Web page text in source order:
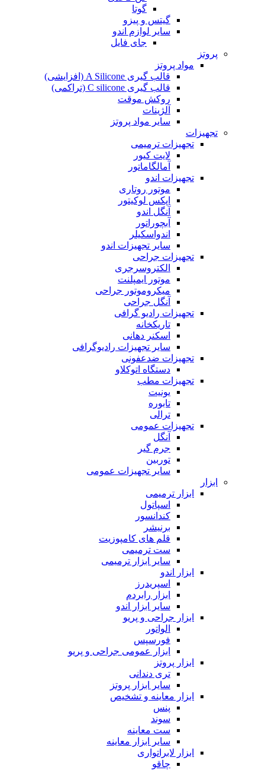
گوتا
گیتس و پیزو
سایر لوازم اندو
جای فایل
پروتز
مواد پروتز
قالب گیری A Silicone (افزایشی)
قالب گیری C silicone (تراکمی)
روکش موقت
آلژینات
سایر مواد پروتز
تجهیزات
تجهیزات ترمیمی
لایت کیور
آمالگاماتور
تجهیزات اندو
موتور روتاری
اپکس لوکیتور
آنگل اندو
آبچوراتور
اندواسکیلر
سایر تجهیزات اندو
تجهیزات جراحی
الکتروسرجری
موتور ایمپلنت
میکروموتور جراحی
آنگل جراحی
تجهیزات رادیو گرافی
تاریکخانه
اسکنر دهانی
سایر تجهیزات رادیوگرافی
تجهیزات ضدعفونی
دستگاه اتوکلاو
تجهیزات مطب
یونیت
تابوره
ترالی
تجهیزات عمومی
آنگل
جرم گیر
توربین
سایر تجهیزات عمومی
ابزار
ابزار ترمیمی
اسپاتول
کندانسور
برنیشر
قلم های کامپوزیت
ست ترمیمی
سایر ابزار ترمیمی
ابزار اندو
اسپریدرز
ابزار رابردم
سایر ابزار اندو
ابزار جراحی و پریو
الواتور
فورسپس
ابزار عمومی جراحی و پریو
ابزار پروتز
تری دندانی
سایر ابزار پروتز
ابزار معاینه و تشخیص
پنس
سوند
ست معاینه
سایر ابزار معاینه
ابزار لابراتواری
چاقو